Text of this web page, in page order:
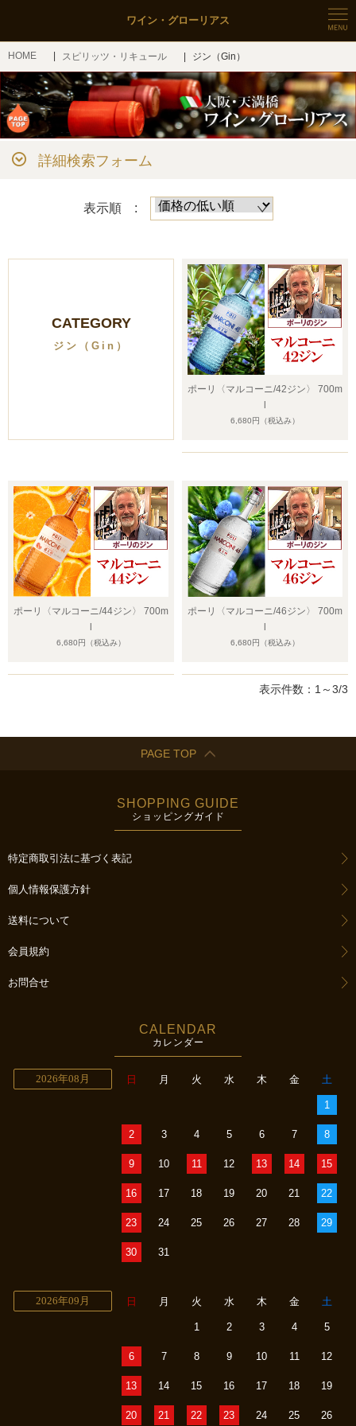
ワイン・グローリアス
HOME スピリッツ・リキュール ジン（Gin）
詳細検索フォーム
表示順 :
CATEGORY
ジン（Gin）
ポーリ〈マルコーニ/42ジン〉 700m
6,680円 （税込み）
ポーリ〈マルコーニ/44ジン〉 700m
6,680円 （税込み）
ポーリ〈マルコーニ/46ジン〉 700m
6,680円 （税込み）
表示件数：1～3/3
PAGE TOP
SHOPPING GUIDE
ショッピングガイド
特定商取引法に基づく表記
個人情報保護方針
送料について
会員規約
お問合せ
CALENDAR
カレンダー
2026年08月 日 月 火 水 木 金 土
1
2 3 4 5 6 7 8
9 10 11 12 13 14 15
16 17 18 19 20 21 22
23 24 25 26 27 28 29
30 31
2026年09月 日 月 火 水 木 金 土
1 2 3 4 5
6 7 8 9 10 11 12
13 14 15 16 17 18 19
20 21 22 23 24 25 26